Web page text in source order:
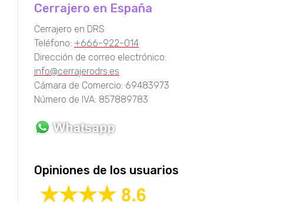
Cerrajero en España
Cerrajero en DRS
Teléfono: +666-922-014
Dirección de correo electrónico:
info@cerrajerodrs.es
Cámara de Comercio: 69483973
Número de IVA: 857889783
Opiniones de los usuarios